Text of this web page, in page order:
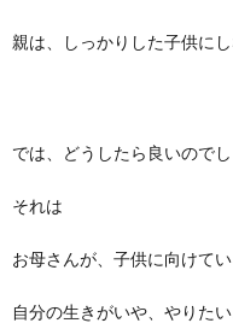
親は、しっかりした子供に
では、どうしたら良いので
それは
お母さんが、子供に向けて
自分の生きがいや、やりた